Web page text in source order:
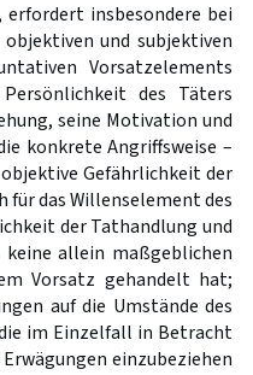
insbesondere bei
und subjektiven
Vorsatzelements
des Täters
seine Motivation und
konkrete Angriffsweise –
Gefährlichkeit der
für das Willenselement des
der Tathandlung und
allein maßgeblichen
Vorsatz gehandelt hat;
auf die Umstände des
im Einzelfall in Betracht
einzubeziehen